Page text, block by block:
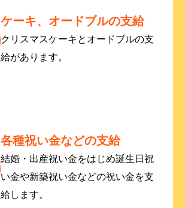
ケーキ、オードブルの支給
クリスマスケーキとオードブルの支
給があります。
各種祝い金などの支給
結婚・出産祝い金をはじめ誕生日祝
い金や新築祝い金などの祝い金を支
給します。